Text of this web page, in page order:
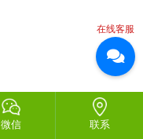
微信 联系
在线客服